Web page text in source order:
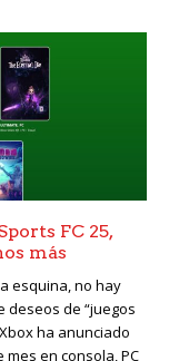
FC 25,
más
esquina, no hay
deseos de “juegos
ha anunciado
en consola, PC